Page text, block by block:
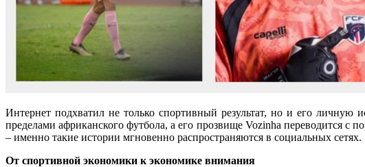
Интернет подхватил не только спортивный результат, но и его личную
пределами африканского футбола, а его прозвище Vozinha переводится с
– именно такие истории мгновенно распространяются в социальных сетях.
От спортивной экономики к экономике внимания